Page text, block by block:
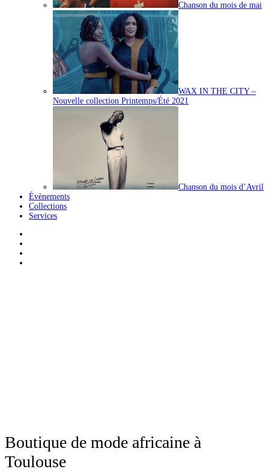
Chanson du mois de mai
WAX IN THE CITY –
Nouvelle collection Printemps/Été 2021
Chanson du mois d’Avril
Évènements
Collections
Services
Boutique de mode africaine à
Toulouse